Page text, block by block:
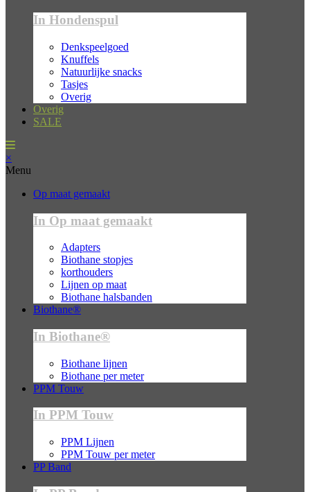
In Hondenspul
Denkspeelgoed
Knuffels
Natuurlijke snacks
Tasjes
Overig
Overig
SALE
×
Menu
Op maat gemaakt
In Op maat gemaakt
Adapters
Biothane stopjes
korthouders
Lijnen op maat
Biothane halsbanden
Biothane®
In Biothane®
Biothane lijnen
Biothane per meter
PPM Touw
In PPM Touw
PPM Lijnen
PPM Touw per meter
PP Band